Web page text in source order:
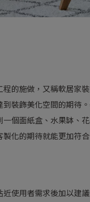
的施做，又稱軟居家
裝飾美化空間的期待
個面紙盒、水果缽、
化的期待就能更加符
使用者需求後加以建